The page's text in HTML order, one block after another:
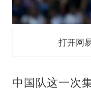
打开网
中国队这一次